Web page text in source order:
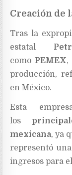
Creación de
Tras la
estatal
como PEMEX,
producción,
en México.
Esta
los
mexicana, ya
representó
ingresos para